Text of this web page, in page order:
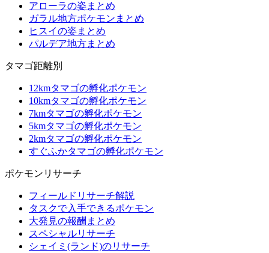
アローラの姿まとめ
ガラル地方ポケモンまとめ
ヒスイの姿まとめ
パルデア地方まとめ
タマゴ距離別
12kmタマゴの孵化ポケモン
10kmタマゴの孵化ポケモン
7kmタマゴの孵化ポケモン
5kmタマゴの孵化ポケモン
2kmタマゴの孵化ポケモン
すぐふかタマゴの孵化ポケモン
ポケモンリサーチ
フィールドリサーチ解説
タスクで入手できるポケモン
大発見の報酬まとめ
スペシャルリサーチ
シェイミ(ランド)のリサーチ